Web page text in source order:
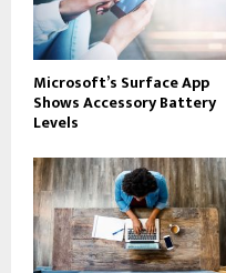
Microsoft’s Surface App
Shows Accessory Battery
Levels